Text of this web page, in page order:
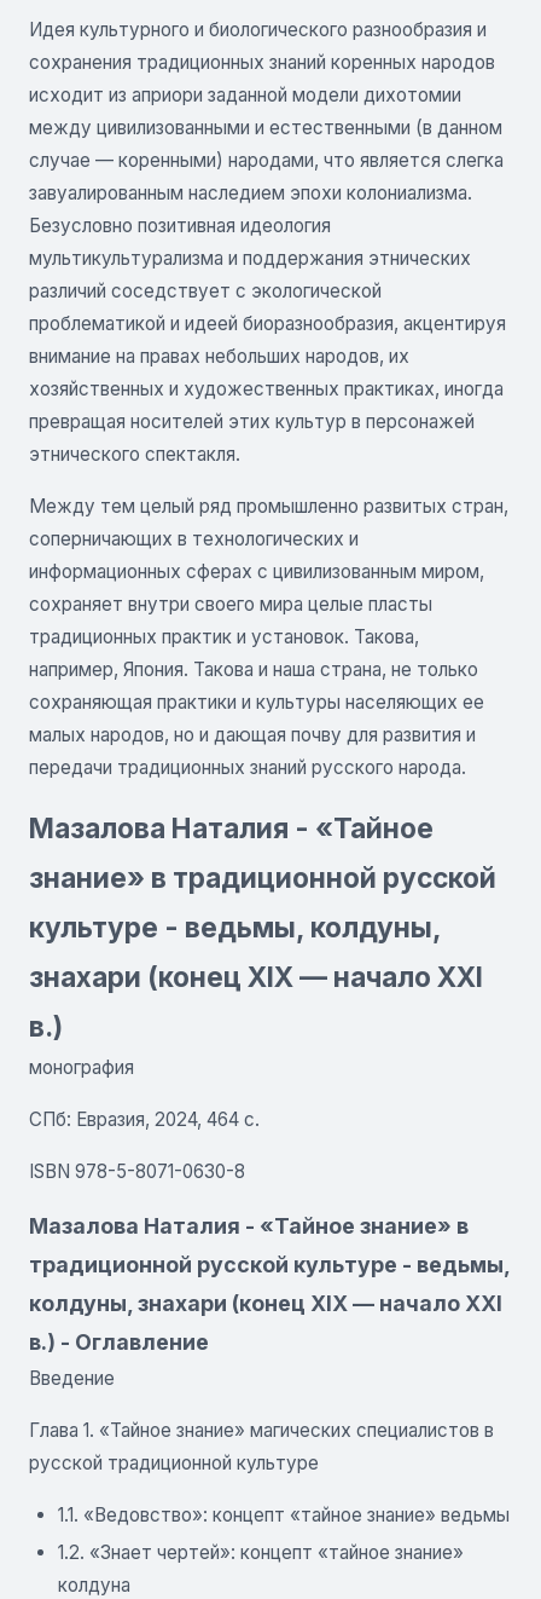
Идея культурного и биологического разнообразия и
сохранения традиционных знаний коренных народов
исходит из априори заданной модели дихотомии
между цивилизованными и естественными (в данном
случае — коренными) народами, что является слегка
завуалированным наследием эпохи колониализма.
Безусловно позитивная идеология
мультикультурализма и поддержания этнических
различий соседствует с экологической
проблематикой и идеей биоразнообразия, акцентируя
внимание на правах небольших народов, их
хозяйственных и художественных практиках, иногда
превращая носителей этих культур в персонажей
этнического спектакля.
Между тем целый ряд промышленно развитых стран,
соперничающих в технологических и
информационных сферах с цивилизованным миром,
сохраняет внутри своего мира целые пласты
традиционных практик и установок. Такова,
например, Япония. Такова и наша страна, не только
сохраняющая практики и культуры населяющих ее
малых народов, но и дающая почву для развития и
передачи традиционных знаний русского народа.
Мазалова Наталия - «Тайное
знание» в традиционной русской
культуре - ведьмы, колдуны,
знахари (конец XIX — начало XXI
в.)
монография
СПб: Евразия, 2024, 464 с.
ISBN 978-5-8071-0630-8
Мазалова Наталия - «Тайное знание» в
традиционной русской культуре - ведьмы,
колдуны, знахари (конец XIX — начало XXI
в.) - Оглавление
Введение
Глава 1. «Тайное знание» магических специалистов в
русской традиционной культуре
1.1. «Ведовство»: концепт «тайное знание» ведьмы
1.2. «Знает чертей»: концепт «тайное знание»
колдуна